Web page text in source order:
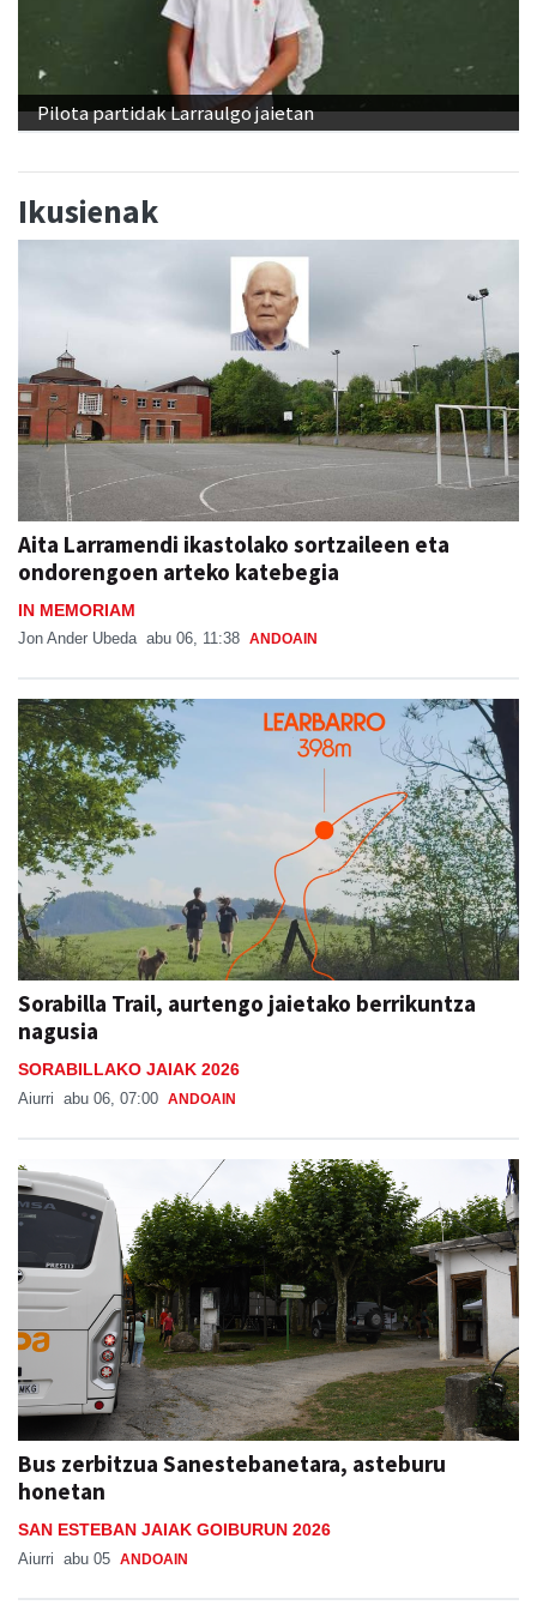
Pilota partidak Larraulgo jaietan
Ikusienak
Aita Larramendi ikastolako sortzaileen eta
ondorengoen arteko katebegia
IN MEMORIAM
Jon Ander Ubeda abu 06, 11:38 ANDOAIN
Sorabilla Trail, aurtengo jaietako berrikuntza
nagusia
SORABILLAKO JAIAK 2026
Aiurri abu 06, 07:00 ANDOAIN
Bus zerbitzua Sanestebanetara, asteburu
honetan
SAN ESTEBAN JAIAK GOIBURUN 2026
Aiurri abu 05 ANDOAIN